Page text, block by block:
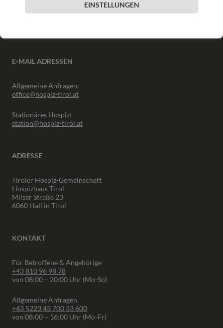
Partner
E-MAIL ADRESSEN
Allgemeine Anfragen:
office@hospiz-tirol.at
Stationäres Hospiz:
station@hospiz-tirol.at
ADRESSE
Tiroler Hospiz-Gemeinschaft
Hospizhaus Tirol
Milser Straße 23
6060 Hall in Tirol
KONTAKT
Für Betroffene & Angehörige
+43 810 96 98 78
von 08:00 – 20:00 Uhr (Mo-So)
Allgemeine Anfragen
+43 5223 43 700 33 600
von 08:00 – 16:00 Uhr (Mo-Fr)
EINSTELLUNGEN